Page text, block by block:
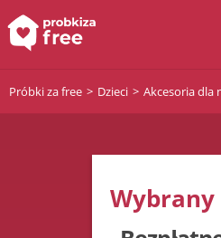
Próbki za free Dzieci Akcesoria dla